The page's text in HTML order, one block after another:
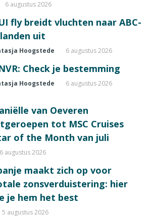
6 augustus 2026
fly breidt vluchten naar ABC-
uit
Hoogstede 6 augustus 2026
Check je bestemming
Hoogstede 6 augustus 2026
van Oeveren
tot MSC Cruises
of the Month van juli
6 augustus 2026
maakt zich op voor
zonsverduistering: hier
je hem het best
5 augustus 2026